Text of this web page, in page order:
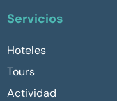
Servicios
Hoteles
Tours
Actividad